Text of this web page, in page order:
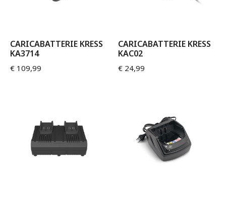
CARICABATTERIE KRESS
KA3714
€ 109,99
CARICABATTERIE KRESS
KAC02
€ 24,99